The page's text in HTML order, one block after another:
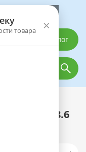
товара ×
Каталог
дней) R 8.6